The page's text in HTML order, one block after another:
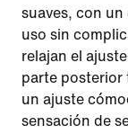
suaves, con
uso sin
relajan el
parte posterior
un ajuste
sensación de